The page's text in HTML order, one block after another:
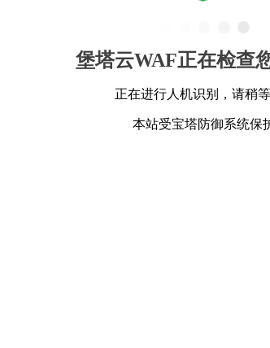
堡塔云WAF正在检查
正在进行人机识别，请稍
本站受宝塔防御系统保